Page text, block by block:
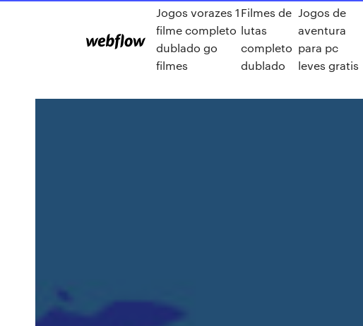
Jogos vorazes 1
filme completo
dublado go
filmes
Filmes de
lutas
completo
dublado
Jogos de
aventura
para pc
leves gratis